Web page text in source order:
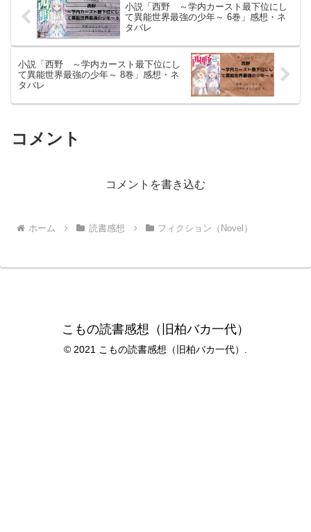
小説「西野 ～学内カースト最下位にし
て異能世界最強の少年～ 6巻」感想・ネ
タバレ
小説「西野 ～学内カースト最下位にし
て異能世界最強の少年～ 8巻」感想・ネ
タバレ
コメント
コメントを書き込む
ホーム 読書感想 フィクション（Novel）
こもの読書感想（旧柏バカ一代）
© 2021 こもの読書感想（旧柏バカ一代）.